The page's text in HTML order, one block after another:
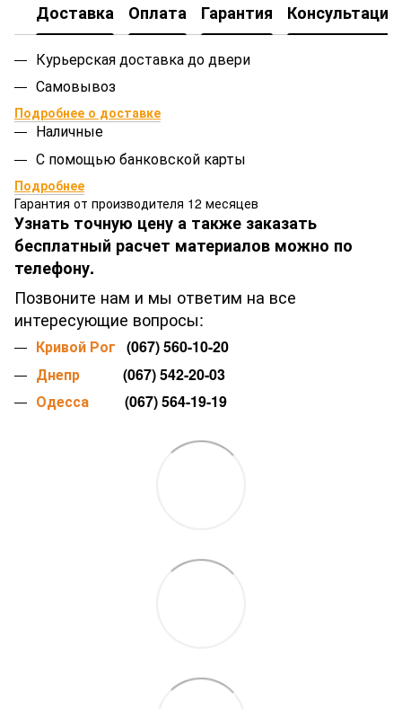
Доставка Оплата Гарантия Консультация
Курьерская доставка до двери
Самовывоз
Подробнее о доставке
Наличные
С помощью банковской карты
Подробнее
Гарантия от производителя 12 месяцев
Узнать точную цену а также заказать
бесплатный расчет материалов можно по
телефону.
Позвоните нам и мы ответим на все
интересующие вопросы:
Кривой Рог (067) 560-10-20
Днепр (067) 542-20-03
Одесса (067) 564-19-19